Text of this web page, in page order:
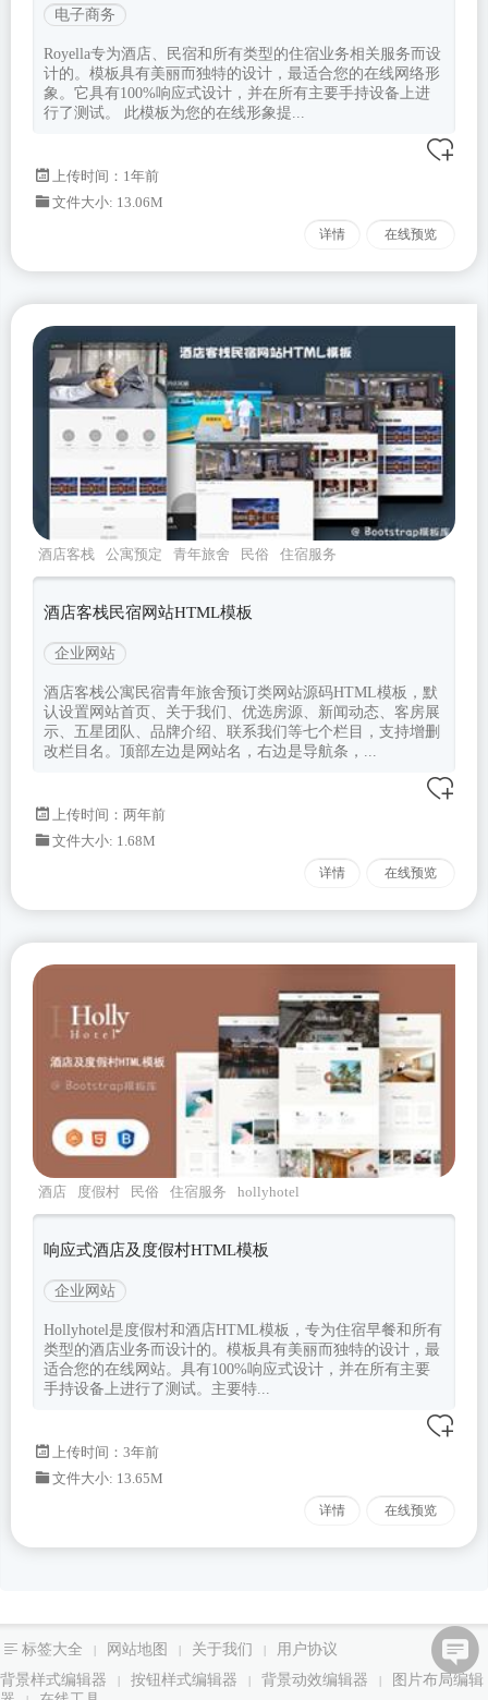
电子商务
Royella专为酒店、民宿和所有类型的住宿业务相关服务而设
计的。模板具有美丽而独特的设计，最适合您的在线网络形
象。它具有100%响应式设计，并在所有主要手持设备上进
行了测试。 此模板为您的在线形象提...
上传时间：1年前
文件大小: 13.06M
详情 在线预览
酒店客栈 公寓预定 青年旅舍 民俗 住宿服务
酒店客栈民宿网站HTML模板
企业网站
酒店客栈公寓民宿青年旅舍预订类网站源码HTML模板，默
认设置网站首页、关于我们、优选房源、新闻动态、客房展
示、五星团队、品牌介绍、联系我们等七个栏目，支持增删
改栏目名。顶部左边是网站名，右边是导航条，...
上传时间：两年前
文件大小: 1.68M
详情 在线预览
酒店 度假村 民俗 住宿服务 hollyhotel
响应式酒店及度假村HTML模板
企业网站
Hollyhotel是度假村和酒店HTML模板，专为住宿早餐和所有
类型的酒店业务而设计的。模板具有美丽而独特的设计，最
适合您的在线网站。具有100%响应式设计，并在所有主要
手持设备上进行了测试。主要特...
上传时间：3年前
文件大小: 13.65M
详情 在线预览
标签大全 网站地图 关于我们
用户协议
背景样式编辑器
按钮样式编辑器 背景动效编辑器
图片布局编辑